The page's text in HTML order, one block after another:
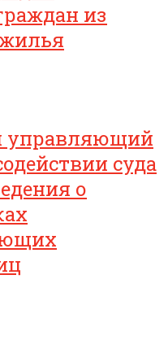
из
управляющий
суда
о